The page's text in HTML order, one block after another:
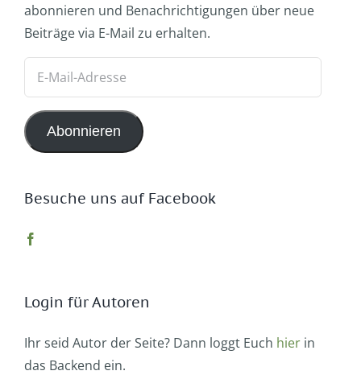
abonnieren und Benachrichtigungen über neue
Beiträge via E-Mail zu erhalten.
Adresse
Abonnieren
Besuche uns auf Facebook
Login für Autoren
Ihr seid Autor der Seite? Dann loggt Euch hier in
das Backend ein.